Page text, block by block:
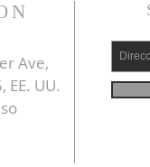
Ave,
EE. UU.